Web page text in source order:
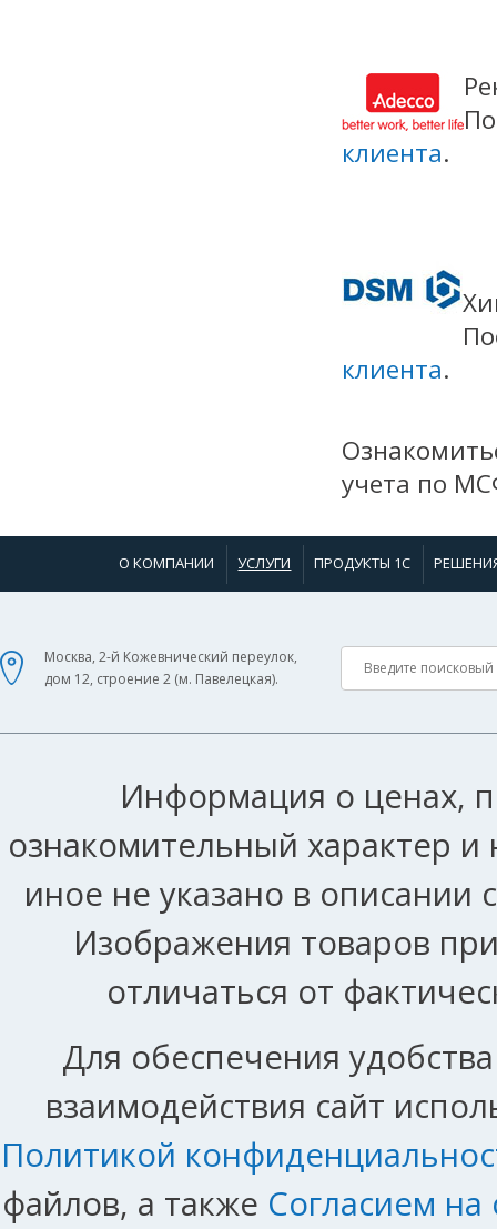
клиента.
клиента.
учета по
О КОМПАНИИ УСЛУГИ ПРОДУКТЫ 1С
Москва, 2-й Кожевнический переулок,
дом 12, строение 2 (м. Павелецкая).
Информация о ценах,
ознакомительный характер
иное не указано в описании
Изображения товаров
отличаться от
Для обеспечения
взаимодействия сайт
Политикой
файлов, а также Согласием